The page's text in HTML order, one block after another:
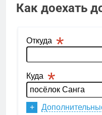
Как доехать